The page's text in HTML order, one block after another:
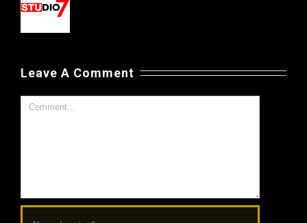
Leave A Comment
Comment